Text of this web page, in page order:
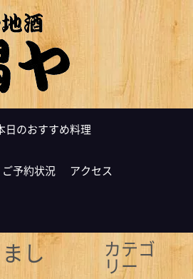
日のおすすめ料理
ご予約状況 アクセス
し
カテゴ
リー